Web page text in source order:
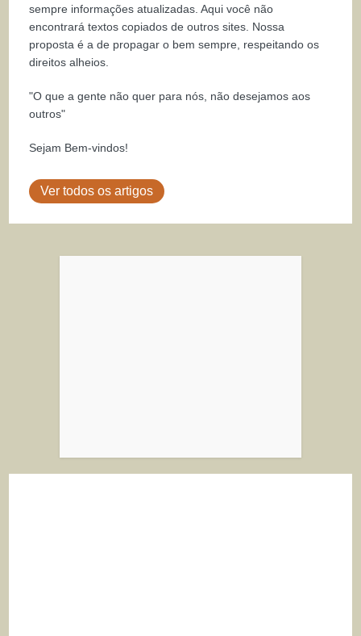
sempre informações atualizadas. Aqui você não
encontrará textos copiados de outros sites. Nossa
proposta é a de propagar o bem sempre, respeitando os
direitos alheios.
"O que a gente não quer para nós, não desejamos aos
outros"
Sejam Bem-vindos!
Ver todos os artigos